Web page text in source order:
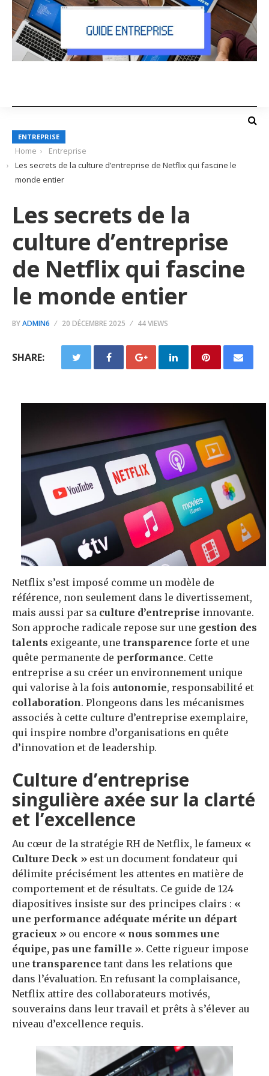
ENTREPRISE
Home
Entreprise
Les secrets de la culture d’entreprise de Netflix qui fascine le
monde entier
Les secrets de la
culture d’entreprise
de Netflix qui fascine
le monde entier
BYADMIN6 20 DÉCEMBRE 2025 44 VIEWS
SHARE:
Netflix s’est imposé comme un modèle de
référence, non seulement dans le divertissement,
mais aussi par sa culture d’entreprise innovante.
Son approche radicale repose sur une gestion des
talents exigeante, une transparence forte et une
quête permanente de performance. Cette
entreprise a su créer un environnement unique
qui valorise à la fois autonomie, responsabilité et
collaboration. Plongeons dans les mécanismes
associés à cette culture d’entreprise exemplaire,
qui inspire nombre d’organisations en quête
d’innovation et de leadership.
Culture d’entreprise
singulière axée sur la clarté
et l’excellence
Au cœur de la stratégie RH de Netflix, le fameux «
Culture Deck » est un document fondateur qui
délimite précisément les attentes en matière de
comportement et de résultats. Ce guide de 124
diapositives insiste sur des principes clairs : «
une performance adéquate mérite un départ
gracieux » ou encore « nous sommes une
équipe, pas une famille ». Cette rigueur impose
une transparence tant dans les relations que
dans l’évaluation. En refusant la complaisance,
Netflix attire des collaborateurs motivés,
souverains dans leur travail et prêts à s’élever au
niveau d’excellence requis.